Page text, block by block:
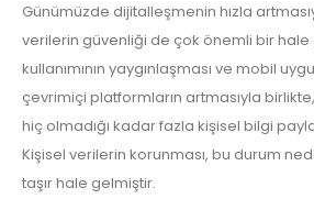
Günümüzde dijitalleşmenin hızla
verilerin güvenliği de çok önemli bir
kullanımının yaygınlaşması ve mobil
çevrimiçi platformların artmasıyla
hiç olmadığı kadar fazla kişisel bilgi
Kişisel verilerin korunması, bu durum
taşır hale gelmiştir.